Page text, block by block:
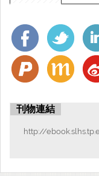
刊物連結
http://